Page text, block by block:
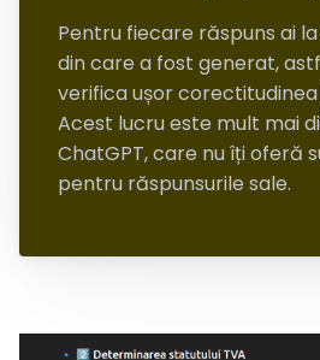
Pentru fiecare răspuns ai
din care a fost generat,
verifica ușor
Acest lucru este mult mai
ChatGPT, care nu îți oferă
pentru răspunsurile sale.